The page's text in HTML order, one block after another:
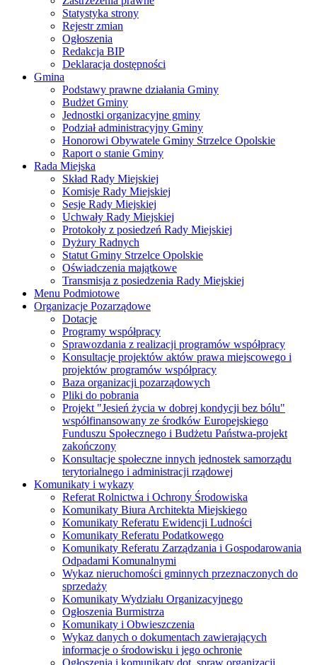
Statystyka strony
Rejestr zmian
Ogłoszenia
Redakcja BIP
Deklaracja dostępności
Gmina
Podstawy prawne działania Gminy
Budżet Gminy
Jednostki organizacyjne gminy
Podział administracyjny Gminy
Honorowi Obywatele Gminy Strzelce Opolskie
Raport o stanie Gminy
Rada Miejska
Skład Rady Miejskiej
Komisje Rady Miejskiej
Sesje Rady Miejskiej
Uchwały Rady Miejskiej
Protokoły z posiedzeń Rady Miejskiej
Dyżury Radnych
Statut Gminy Strzelce Opolskie
Oświadczenia majątkowe
Transmisja z posiedzenia Rady Miejskiej
Menu Podmiotowe
Organizacje Pozarządowe
Dotacje
Programy współpracy
Sprawozdania z realizacji programów współpracy
Konsultacje projektów aktów prawa miejscowego i
projektów programów współpracy
Baza organizacji pozarządowych
Pliki do pobrania
Projekt "Jesień życia w dobrej kondycji bez bólu"
współfinansowany ze środków Europejskiego
Funduszu Społecznego i Budżetu Państwa-projekt
zakończony
Konsultacje społeczne innych jednostek samorządu
terytorialnego i administracji rządowej
Komunikaty i wykazy
Referat Rolnictwa i Ochrony Środowiska
Komunikaty Biura Architekta Miejskiego
Komunikaty Referatu Ewidencji Ludności
Komunikaty Referatu Podatkowego
Komunikaty Referatu Zarządzania i Gospodarowania
Odpadami Komunalnymi
Wykaz nieruchomości gminnych przeznaczonych do
sprzedaży
Komunikaty Wydziału Organizacyjnego
Ogłoszenia Burmistrza
Komunikaty i Obwieszczenia
Wykaz danych o dokumentach zawierających
informacje o środowisku i jego ochronie
Ogłoszenia i komunikaty dot. spraw organizacji